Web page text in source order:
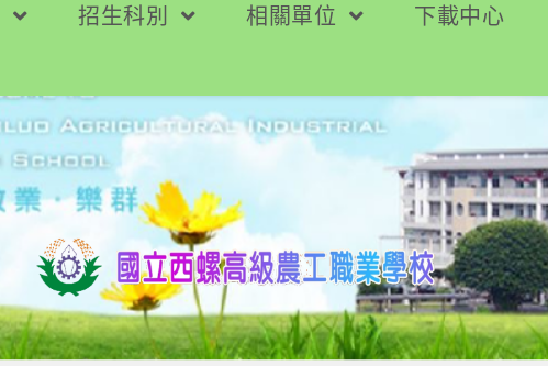
招生科別 相關單位 下載中心